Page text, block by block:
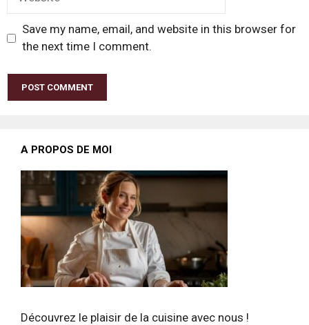
Save my name, email, and website in this browser for
the next time I comment.
A PROPOS DE MOI
Découvrez le plaisir de la cuisine avec nous !